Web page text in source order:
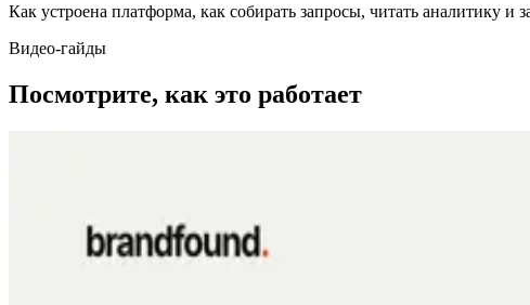
Как устроена платформа, как собирать запросы, читать аналитику и
Видео-гайды
Посмотрите, как это работает